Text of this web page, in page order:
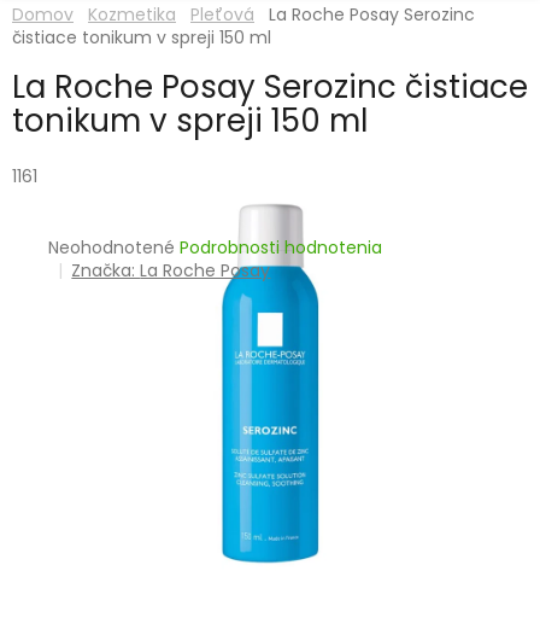
VITAMÍNY
MINERÁLY
EROTIKA
Domov Kozmetika Pleťová
La Roche Posay Serozinc
čistiace tonikum v spreji 150 ml
La Roche Posay Serozinc čistiace
tonikum v spreji 150 ml
1161
Priemerné
hodnotenie
Neohodnotené Podrobnosti hodnotenia
Značka:La Roche Posay